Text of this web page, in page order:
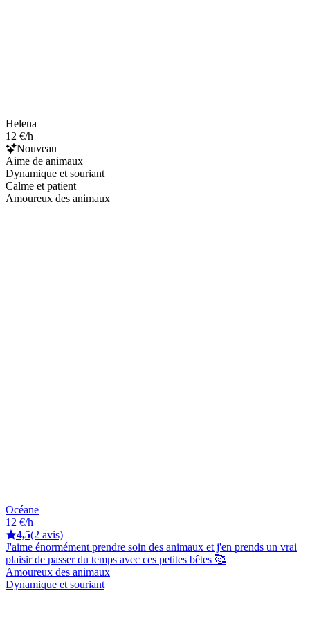
Helena
12 €/h
Nouveau
Aime de animaux
Dynamique et souriant
Calme et patient
Amoureux des animaux
Océane
12 €/h
4,5(2 avis)
J'aime énormément prendre soin des animaux et j'en prends un vrai
plaisir de passer du temps avec ces petites bêtes 🥰
Amoureux des animaux
Dynamique et souriant